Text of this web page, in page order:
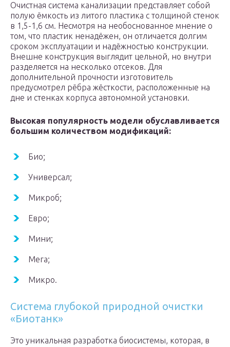
Очистная система канализации представляет собой
полую ёмкость из литого пластика с толщиной стенок
в 1,5-1,6 см. Несмотря на необоснованное мнение о
том, что пластик ненадёжен, он отличается долгим
сроком эксплуатации и надёжностью конструкции.
Внешне конструкция выглядит цельной, но внутри
разделяется на несколько отсеков. Для
дополнительной прочности изготовитель
предусмотрел рёбра жёсткости, расположенные на
дне и стенках корпуса автономной установки.
Высокая популярность модели обуславливается
большим количеством модификаций:
Био;
Универсал;
Микроб;
Евро;
Мини;
Мега;
Микро.
Система глубокой природной очистки
«Биотанк»
Это уникальная разработка биосистемы, которая, в